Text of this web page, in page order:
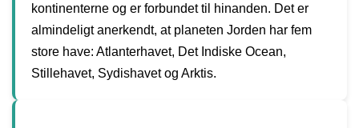
kontinenterne og er forbundet til hinanden. Det er
almindeligt anerkendt, at planeten Jorden har fem
store have: Atlanterhavet, Det Indiske Ocean,
Stillehavet, Sydishavet og Arktis.